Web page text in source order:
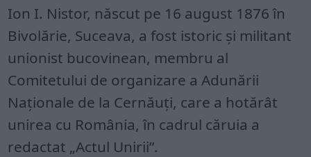
Ion I. Nistor, născut pe 16 august 1876 în
Bivolărie, Suceava, a fost istoric și militant
unionist bucovinean, membru al
Comitetului de organizare a Adunării
Naționale de la Cernăuți, care a hotărât
unirea cu România, în cadrul căruia a
redactat „Actul Unirii”.